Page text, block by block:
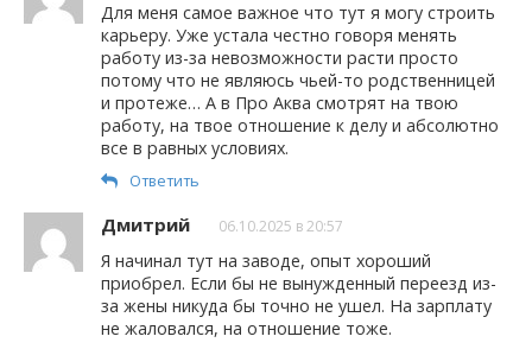
Для меня самое важное что тут я могу строить
карьеру. Уже устала честно говоря менять
работу из-за невозможности расти просто
потому что не являюсь чьей-то родственницей
и протеже… А в Про Аква смотрят на твою
работу, на твое отношение к делу и абсолютно
все в равных условиях.
Ответить
Дмитрий 06.10.2025 в 20:57
Я начинал тут на заводе, опыт хороший
приобрел. Если бы не вынужденный переезд из-
за жены никуда бы точно не ушел. На зарплату
не жаловался, на отношение тоже.